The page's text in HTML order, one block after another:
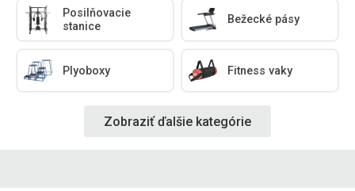
Posilňovacie
stanice
Bežecké pásy
Plyoboxy Fitness vaky
Zobraziť ďalšie kategórie